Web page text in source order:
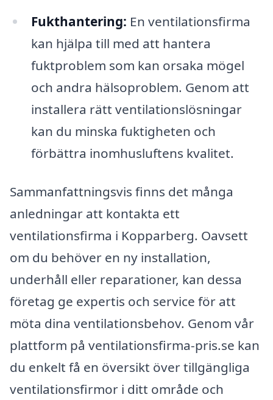
Fukthantering: En ventilationsfirma
kan hjälpa till med att hantera
fuktproblem som kan orsaka mögel
och andra hälsoproblem. Genom att
installera rätt ventilationslösningar
kan du minska fuktigheten och
förbättra inomhusluftens kvalitet.
Sammanfattningsvis finns det många
anledningar att kontakta ett
ventilationsfirma i Kopparberg. Oavsett
om du behöver en ny installation,
underhåll eller reparationer, kan dessa
företag ge expertis och service för att
möta dina ventilationsbehov. Genom vår
plattform på ventilationsfirma-pris.se kan
du enkelt få en översikt över tillgängliga
ventilationsfirmor i ditt område och